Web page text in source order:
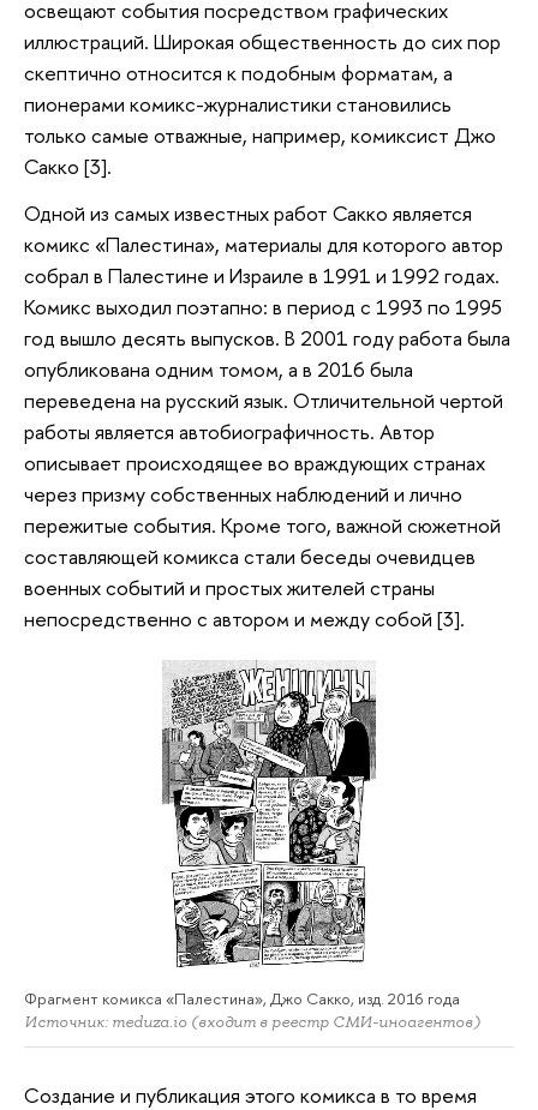
освещают события посредством графических
иллюстраций. Широкая общественность до сих пор
скептично относится к подобным форматам, а
пионерами комикс-журналистики становились
только самые отважные, например, комиксист Джо
Сакко [3].
Одной из самых известных работ Сакко является
комикс «Палестина», материалы для которого автор
собрал в Палестине и Израиле в 1991 и 1992 годах.
Комикс выходил поэтапно: в период с 1993 по 1995
год вышло десять выпусков. В 2001 году работа была
опубликована одним томом, а в 2016 была
переведена на русский язык. Отличительной чертой
работы является автобиографичность. Автор
описывает происходящее во враждующих странах
через призму собственных наблюдений и лично
пережитые события. Кроме того, важной сюжетной
составляющей комикса стали беседы очевидцев
военных событий и простых жителей страны
непосредственно с автором и между собой [3].
Фрагмент комикса «Палестина», Джо Сакко, изд. 2016 года
Источник: meduza.io (входит в реестр СМИ-иноагентов)
Создание и публикация этого комикса в то время